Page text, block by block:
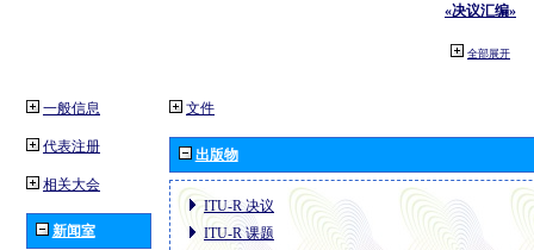
«决议汇编»
全部展开
一般信息
代表注册
相关大会
新闻室
文件
出版物
ITU-R 决议
ITU-R 课题